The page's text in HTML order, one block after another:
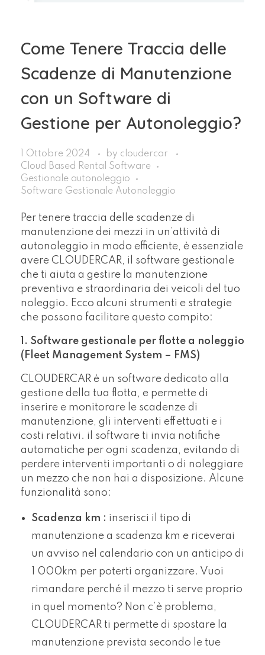
Come Tenere Traccia delle
Scadenze di Manutenzione
con un Software di
Gestione per Autonoleggio?
1 Ottobre 2024 by cloudercar
Cloud Based Rental Software
Gestionale autonoleggio
Software Gestionale Autonoleggio
Per tenere traccia delle scadenze di
manutenzione dei mezzi in un’attività di
autonoleggio in modo efficiente, è essenziale
avere CLOUDERCAR, il software gestionale
che ti aiuta a gestire la manutenzione
preventiva e straordinaria dei veicoli del tuo
noleggio. Ecco alcuni strumenti e strategie
che possono facilitare questo compito:
1. Software gestionale per flotte a noleggio
(Fleet Management System – FMS)
CLOUDERCAR è un software dedicato alla
gestione della tua flotta, e permette di
inserire e monitorare le scadenze di
manutenzione, gli interventi effettuati e i
costi relativi. il software ti invia notifiche
automatiche per ogni scadenza, evitando di
perdere interventi importanti o di noleggiare
un mezzo che non hai a disposizione. Alcune
funzionalità sono:
Scadenza km : inserisci il tipo di
manutenzione a scadenza km e riceverai
un avviso nel calendario con un anticipo di
1 000km per poterti organizzare. Vuoi
rimandare perché il mezzo ti serve proprio
in quel momento? Non c’è problema,
CLOUDERCAR ti permette di spostare la
manutenzione prevista secondo le tue